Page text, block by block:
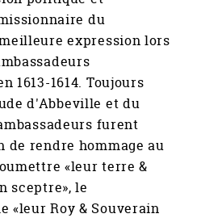
du
expression lors
1613-1614. Toujours
d'Abbeville et du
furent
de rendre hommage au
«leur terre &
sceptre», le
«leur Roy & Souverain